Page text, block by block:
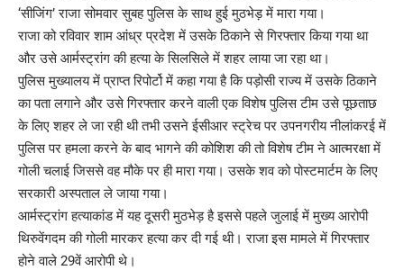
‘सीजिंग’ राजा सोमवार सुबह पुलिस के साथ हुई मुठभेड़ में मारा गया।
राजा को रविवार शाम आंध्र प्रदेश में उसके ठिकाने से गिरफ्तार किया गया था
और उसे आर्मस्ट्रांग की हत्या के सिलसिले में शहर लाया जा रहा था।
पुलिस मुख्यालय में प्राप्त रिपोर्टो में कहा गया है कि पड़ोसी राज्य में उसके ठिकाने
का पता लगाने और उसे गिरफ्तार करने वाली एक विशेष पुलिस टीम उसे पूछताछ
के लिए शहर ले जा रही थी तभी उसने ईसीआर स्ट्रेच पर उपनगरीय नीलांकरई में
पुलिस पर हमला करने के बाद भागने की कोशिश की तो विशेष टीम ने आत्मरक्षा में
गोली चलाई जिससे वह मौके पर ही मारा गया। उसके शव को पोस्टमार्टम के लिए
सरकारी अस्पताल ले जाया गया।
आर्मस्ट्रांग हत्याकांड में यह दूसरी मुठभेड़ है इससे पहले जुलाई में मुख्य आरोपी
थिरुवेंगदम की गोली मारकर हत्या कर दी गई थी। राजा इस मामले में गिरफ्तार
होने वाले 29वें आरोपी थे।